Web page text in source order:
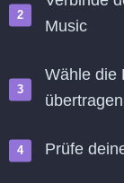
Music
Wähle die
Prüfe